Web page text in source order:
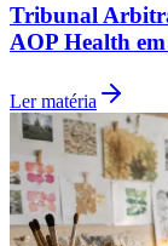
Fluminense
Tribunal
AOP Health
Ler matéria